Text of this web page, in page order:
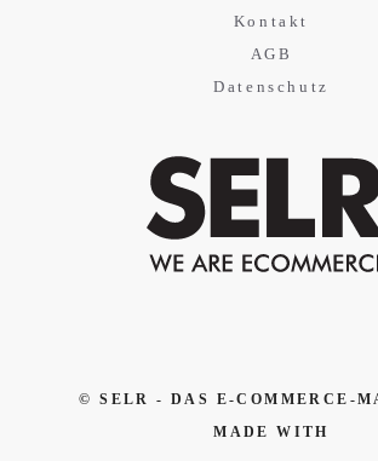
Kontakt
AGB
Datenschutz
© SELR - DAS E-COMMERCE-
MADE WITH